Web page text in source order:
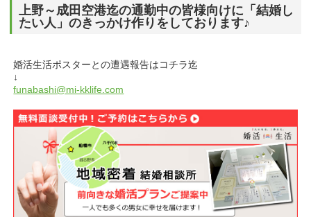
上野～成田空港迄の通勤中の皆様向けに「結婚し
たい人」のきっかけ作りをしております♪
婚活生活ポスターとの遭遇報告はコチラ迄
↓
funabashi@mi-kklife.com